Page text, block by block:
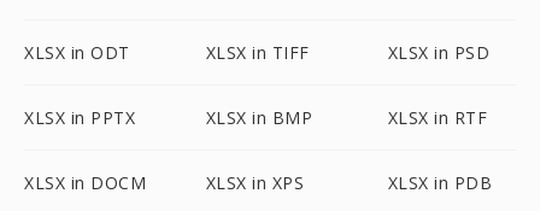
XLSX in ODT XLSX in TIFF XLSX in PSD
XLSX in PPTX XLSX in BMP XLSX in RTF
XLSX in DOCM XLSX in XPS XLSX in PDB